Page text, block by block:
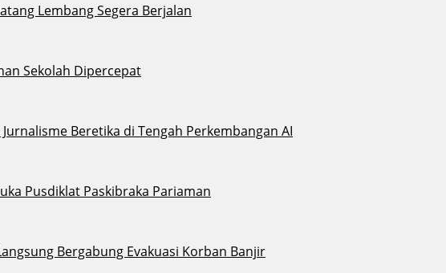
Lembang Segera Berjalan
Sekolah Dipercepat
Beretika di Tengah Perkembangan AI
Pusdiklat Paskibraka Pariaman
Bergabung Evakuasi Korban Banjir